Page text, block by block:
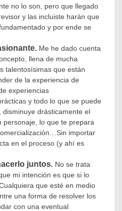
no lo son, pero que llegado
y las incluiste harán que
y por ende se
Me he dado cuenta
llena de mucha
talentosísimas que están
de la experiencia de
experiencias
y todo lo que se puede
drásticamente el
personaje, lo que te prepara
importar
en el proceso (y ahí es
juntos. No se trata
mi intención es que si lo
que esté en medio
una forma de resolver los
con una eventual